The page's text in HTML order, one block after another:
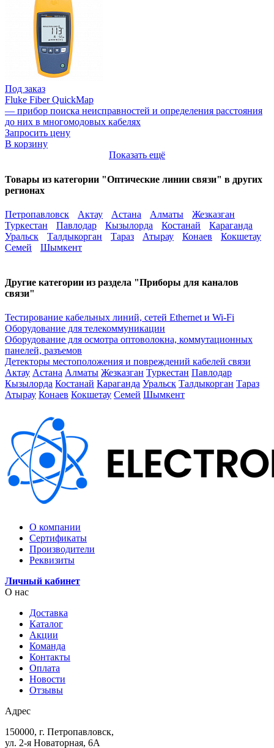
Под заказ
Fluke Fiber QuickMap
— прибор поиска неисправностей и определения расстояния
до них в многомодовых кабелях
Запросить цену
В корзину
Показать ещё
Товары из категории "Оптические линии связи" в других
регионах
Петропавловск Актау Астана Алматы
Жезказган
Туркестан
Павлодар Кызылорда Костанай
Караганда
Уральск
Талдыкорган Тараз Атырау Конаев
Кокшетау
Семей
Шымкент
Другие категории из раздела "Приборы для каналов
связи"
Тестирование кабельных линий, сетей Ethernet и Wi-Fi
Оборудование для телекоммуникации
Оборудование для осмотра оптоволокна, коммутационных
панелей, разъемов
Детекторы местоположения и повреждений кабелей связи
Актау Астана Алматы Жезказган Туркестан Павлодар
Кызылорда Костанай Караганда Уральск Талдыкорган Тараз
Атырау Конаев Кокшетау Семей Шымкент
О компании
Сертификаты
Производители
Реквизиты
Личный кабинет
О нас
Доставка
Каталог
Акции
Команда
Контакты
Оплата
Новости
Отзывы
Адрес
150000, г. Петропавловск,
ул. 2-я Новаторная, 6А